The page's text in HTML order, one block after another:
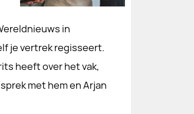
in
je vertrek regisseert.
heeft over het vak,
met hem en Arjan